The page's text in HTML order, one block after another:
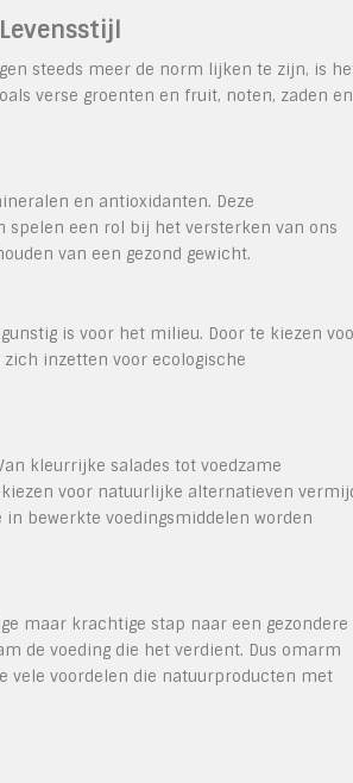
steeds meer de norm lijken te zijn, is
verse groenten en fruit, noten, zaden en
en antioxidanten. Deze
een rol bij het versterken van ons
van een gezond gewicht.
is voor het milieu. Door te kiezen
inzetten voor ecologische
kleurrijke salades tot voedzame
voor natuurlijke alternatieven
in bewerkte voedingsmiddelen worden
maar krachtige stap naar een gezondere
de voeding die het verdient. Dus omarm
vele voordelen die natuurproducten met